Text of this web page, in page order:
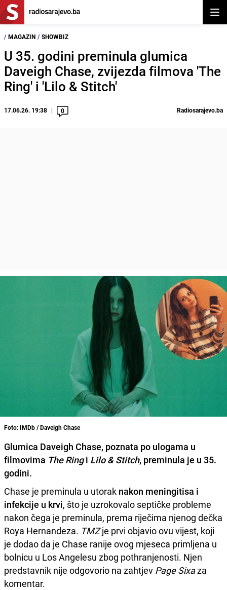
/ MAGAZIN / SHOWBIZ
U 35. godini preminula glumica
Daveigh Chase, zvijezda filmova 'The
Ring' i 'Lilo & Stitch'
17.06.26. 19:38 0 Radiosarajevo.ba
Foto: IMDb / Daveigh Chase
Glumica Daveigh Chase, poznata po ulogama u
filmovima The Ringi Lilo & Stitch, preminula je u 35.
godini.
Chase je preminula u utorak nakon meningitisa i
infekcije u krvi, što je uzrokovalo septičke probleme
nakon čega je preminula, prema riječima njenog dečka
Roya Hernandeza. TMZje prvi objavio ovu vijest, koji
je dodao da je Chase ranije ovog mjeseca primljena u
bolnicu u Los Angelesu zbog pothranjenosti. Njen
predstavnik nije odgovorio na zahtjev Page Sixaza
komentar.